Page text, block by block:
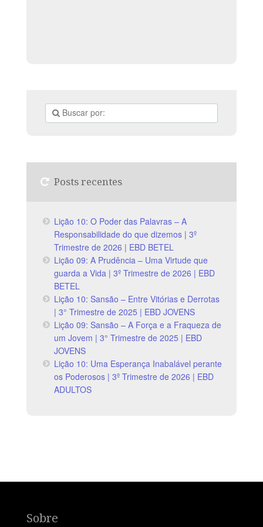
Posts recentes
Lição 10: O Poder das Palavras – A
Responsabilidade do que dizemos | 3º
Trimestre de 2026 | EBD BETEL
Lição 09: A Prudência – Uma Virtude que
guarda a Vida | 3º Trimestre de 2026 | EBD
BETEL
Lição 10: Sansão – Entre Vitórias e Derrotas
| 3° Trimestre de 2025 | EBD JOVENS
Lição 09: Sansão – A Força e a Fraqueza de
um Jovem | 3° Trimestre de 2025 | EBD
JOVENS
Lição 10: Uma Esperança Inabalável perante
os Poderosos | 3º Trimestre de 2026 | EBD
ADULTOS
Sobre